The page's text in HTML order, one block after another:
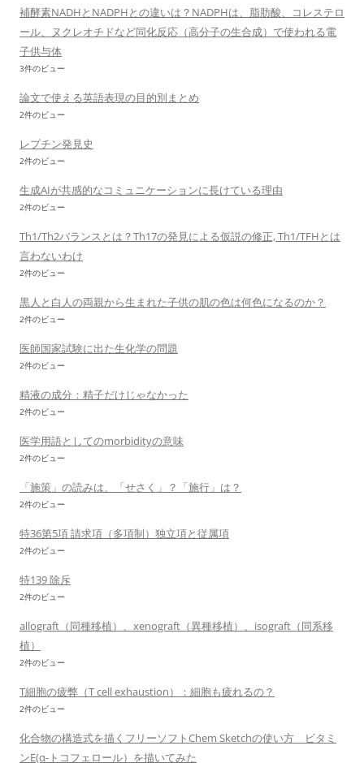
補酵素NADHとNADPHとの違いは？NADPHは、脂肪酸、コレステロ
ール、ヌクレオチドなど同化反応（高分子の生合成）で使われる電
子供与体
3件のビュー
論文で使える英語表現の目的別まとめ
2件のビュー
レプチン発見史
2件のビュー
生成AIが共感的なコミュニケーションに長けている理由
2件のビュー
Th1/Th2バランスとは？Th17の発見による仮説の修正, Th1/TFHとは
言わないわけ
2件のビュー
黒人と白人の両親から生まれた子供の肌の色は何色になるのか？
2件のビュー
医師国家試験に出た生化学の問題
2件のビュー
精液の成分：精子だけじゃなかった
2件のビュー
医学用語としてのmorbidityの意味
2件のビュー
「施策」の読みは、「せさく」？「施行」は？
2件のビュー
特36第5項 請求項（多項制）独立項と従属項
2件のビュー
特139 除斥
2件のビュー
allograft（同種移植）、xenograft（異種移植）、isograft（同系移
植）
2件のビュー
T細胞の疲弊（T cell exhaustion）：細胞も疲れるの？
2件のビュー
化合物の構造式を描くフリーソフトChem Sketchの使い方 ビタミ
ンE(α-トコフェロール）を描いてみた